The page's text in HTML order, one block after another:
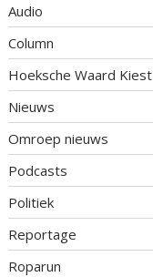
Audio
Column
Hoeksche Waard Kiest
Nieuws
Omroep nieuws
Podcasts
Politiek
Reportage
Roparun